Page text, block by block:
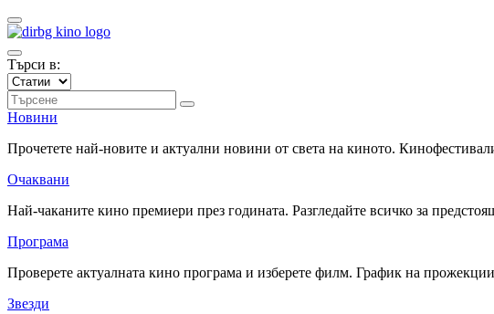
Търси в:
Новини
Прочетете най-новите и актуални новини от света на киното.
Очаквани
Най-чаканите кино премиери през годината. Разгледайте всичко за
Програма
Проверете актуалната кино програма и изберете филм. График на
Звезди